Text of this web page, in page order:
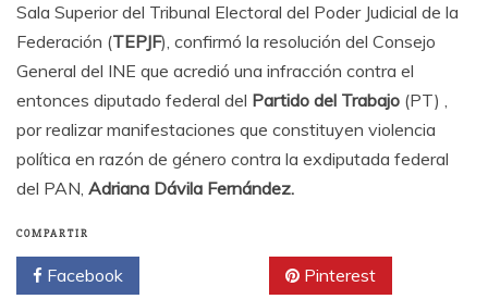
Sala Superior del Tribunal Electoral del Poder Judicial de la
Federación (TEPJF), confirmó la resolución del Consejo
General del INE que acredió una infracción contra el
entonces diputado federal del Partido del Trabajo (PT) ,
por realizar manifestaciones que constituyen violencia
política en razón de género contra la exdiputada federal
del PAN, Adriana Dávila Fernández.
COMPARTIR
Facebook Pinterest